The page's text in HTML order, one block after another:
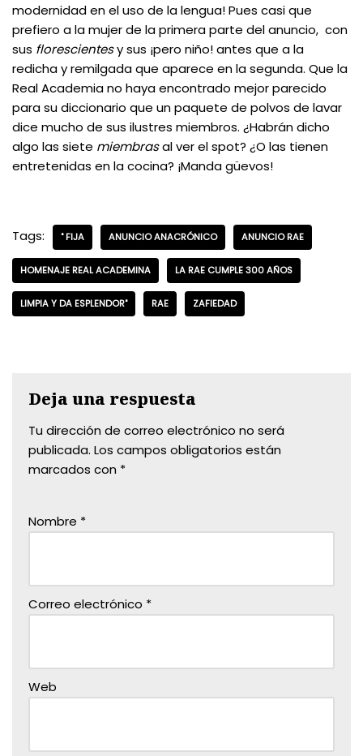
modernidad en el uso de la lengua! Pues casi que
prefiero a la mujer de la primera parte del anuncio, con
sus florescientesy sus ¡pero niño! antes que a la
redicha y remilgada que aparece en la segunda. Que la
Real Academia no haya encontrado mejor parecido
para su diccionario que un paquete de polvos de lavar
dice mucho de sus ilustres miembros. ¿Habrán dicho
algo las siete miembrasal ver el spot? ¿O las tienen
entretenidas en la cocina? ¡Manda güevos!
Tags: " FIJA ANUNCIO ANACRÓNICO ANUNCIO RAE
HOMENAJE REAL ACADEMINA LA RAE CUMPLE 300 AÑOS
LIMPIA Y DA ESPLENDOR" RAE ZAFIEDAD
Deja una respuesta
Tu dirección de correo electrónico no será
publicada. Los campos obligatorios están
marcados con *
Nombre *
Correo electrónico *
Web